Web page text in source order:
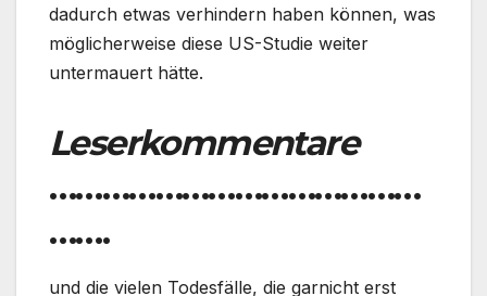
dadurch etwas verhindern haben können, was
möglicherweise diese US-Studie weiter
untermauert hätte.
Leserkommentare
……………………………………
…….
und die vielen Todesfälle, die garnicht erst